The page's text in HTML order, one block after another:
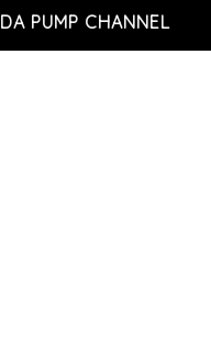
DA PUMP CHANNEL